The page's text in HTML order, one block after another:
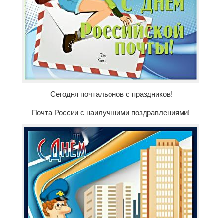
Сегодня почтальонов с праздников!
Почта России с наилучшими поздравлениями!